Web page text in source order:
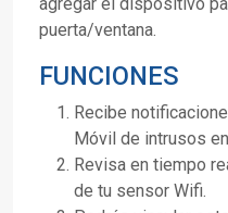
puerta/ventana.
FUNCIONES
Recibe
Móvil de intrusos
Revisa en tiempo
de tu sensor Wifi.